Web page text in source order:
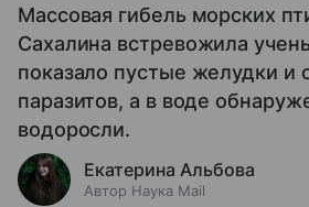
Массовая гибель морских
Сахалина встревожила
показало пустые желудки и
паразитов, а в воде
водоросли.
Екатерина Альбова
Автор Наука Mail